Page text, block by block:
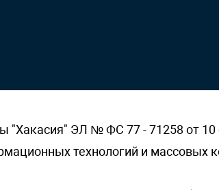
"Хакасия" ЭЛ № ФС 77 - 71258 от 10
технологий и массовых